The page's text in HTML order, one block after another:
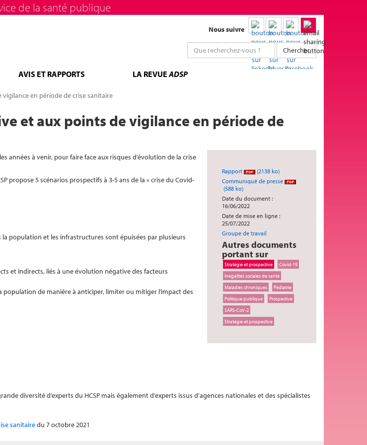
de la santé publique
Nous suivre
Chercher
AVIS ET RAPPORTS LA REVUEADSP
en période de crise sanitaire
et aux points de vigilance en période de
Rapport
(2138 ko)
Communiqué de presse
(588 ko)
Date du document :
16/06/2022
Date de mise en ligne :
25/07/2022
Groupe de travail
Autres documents
portant sur
Stratégie et prospective
Covid-19
Inégalités sociales de santé
Maladies chroniques
Pédiatrie
Politique publique
Prospective
SARS-CoV-2
Stratégie et prospective
années à venir, pour faire face aux risques d’évolution de la crise
propose 5 scénarios prospectifs à 3-5 ans de la « crise du Covid-
population et les infrastructures sont épuisées par plusieurs
et indirects, liés à une évolution négative des facteurs
de manière à anticiper, limiter ou mitiger l’impact des
diversité d’experts du HCSP mais également d’experts issus d’agences nationales et des spécialistes
sanitairedu 7 octobre 2021